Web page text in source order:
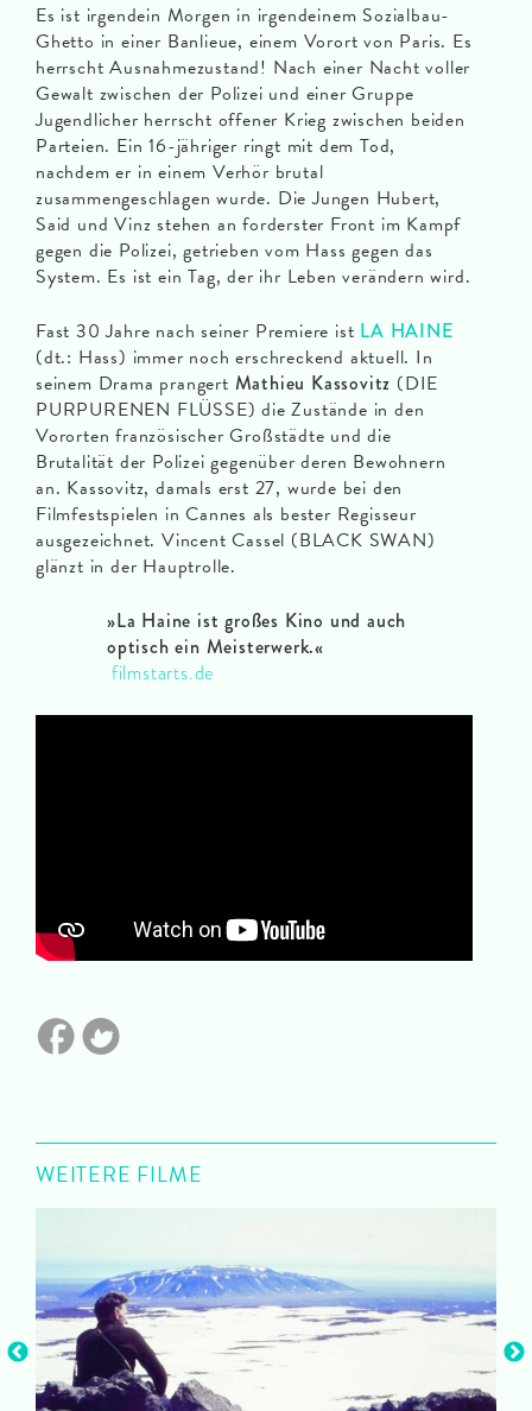
Es ist irgendein Morgen in irgendeinem Sozialbau-
Ghetto in einer Banlieue, einem Vorort von Paris. Es
herrscht Ausnahmezustand! Nach einer Nacht voller
Gewalt zwischen der Polizei und einer Gruppe
Jugendlicher herrscht offener Krieg zwischen beiden
Parteien. Ein 16-jähriger ringt mit dem Tod,
nachdem er in einem Verhör brutal
zusammengeschlagen wurde. Die Jungen Hubert,
Said und Vinz stehen an forderster Front im Kampf
gegen die Polizei, getrieben vom Hass gegen das
System. Es ist ein Tag, der ihr Leben verändern wird.
Fast 30 Jahre nach seiner Premiere ist LA HAINE
(dt.: Hass) immer noch erschreckend aktuell. In
seinem Drama prangert Mathieu Kassovitz (DIE
PURPURENEN FLÜSSE) die Zustände in den
Vororten französischer Großstädte und die
Brutalität der Polizei gegenüber deren Bewohnern
an. Kassovitz, damals erst 27, wurde bei den
Filmfestspielen in Cannes als bester Regisseur
ausgezeichnet. Vincent Cassel (BLACK SWAN)
glänzt in der Hauptrolle.
»La Haine ist großes Kino und auch
optisch ein Meisterwerk.«
filmstarts.de
WEITERE FILME